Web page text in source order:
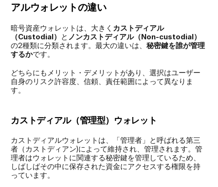
アルウォレットの違い
暗号資産ウォレットは、大きく カストディアル
（Custodial） と ノンカストディアル（Non-custodial）
の2種類に分類されます。最大の違いは、秘密鍵を誰が管理
するかです。
どちらにもメリット・デメリットがあり、選択はユーザー
自身のリスク許容度、信頼、責任範囲によって異なりま
す。
カストディアル（管理型）ウォレット
カストディアルウォレットは、「管理者」と呼ばれる第三
者（カストディアン)によって維持され、管理されます。管
理者はウォレットに関連する秘密鍵を管理しているため、
しばしばその中に保存された資金にアクセスする権限を持
っています。